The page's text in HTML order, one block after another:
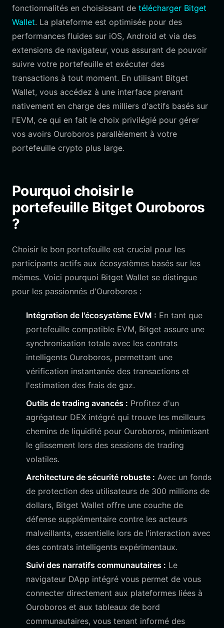
fonctionnalités en choisissant de télécharger Bitget
Wallet. La plateforme est optimisée pour des
performances fluides sur iOS, Android et via des
extensions de navigateur, vous assurant de pouvoir
suivre votre portefeuille et exécuter des
transactions à tout moment. En utilisant Bitget
Wallet, vous accédez à une interface prenant
nativement en charge des milliers d'actifs basés sur
l'EVM, ce qui en fait le choix privilégié pour gérer
vos avoirs Ouroboros parallèlement à votre
portefeuille crypto plus large.
Pourquoi choisir le
portefeuille Bitget Ouroboros
?
Choisir le bon portefeuille est crucial pour les
participants actifs aux écosystèmes basés sur les
mèmes. Voici pourquoi Bitget Wallet se distingue
pour les passionnés d'Ouroboros :
Intégration de l'écosystème EVM : En tant que
portefeuille compatible EVM, Bitget assure une
synchronisation totale avec les contrats
intelligents Ouroboros, permettant une
vérification instantanée des transactions et
l'estimation des frais de gaz.
Outils de trading avancés : Profitez d'un
agrégateur DEX intégré qui trouve les meilleurs
chemins de liquidité pour Ouroboros, minimisant
le glissement lors des sessions de trading
volatiles.
Architecture de sécurité robuste : Avec un fonds
de protection des utilisateurs de 300 millions de
dollars, Bitget Wallet offre une couche de
défense supplémentaire contre les acteurs
malveillants, essentielle lors de l'interaction avec
des contrats intelligents expérimentaux.
Suivi des narratifs communautaires : Le
navigateur DApp intégré vous permet de vous
connecter directement aux plateformes liées à
Ouroboros et aux tableaux de bord
communautaires, vous tenant informé des